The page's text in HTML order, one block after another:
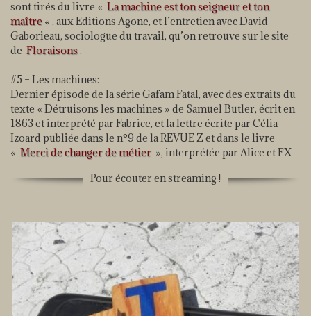
sont tirés du livre « La machine est ton seigneur et ton
maître « , aux Editions Agone, et l’entretien avec David
Gaborieau, sociologue du travail, qu’on retrouve sur le site
de Floraisons.
#5 – Les machines:
Dernier épisode de la série Gafam Fatal, avec des extraits du
texte « Détruisons les machines » de Samuel Butler, écrit en
1863 et interprété par Fabrice, et la lettre écrite par Célia
Izoard publiée dans le n°9 de la REVUE Z et dans le livre
« Merci de changer de métier », interprétée par Alice et FX
Pour écouter en streaming !